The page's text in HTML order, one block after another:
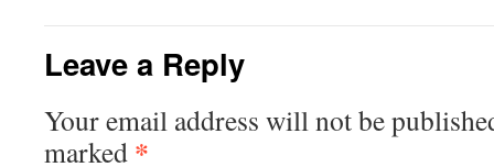
Leave a Reply
Your email address will not be
marked *